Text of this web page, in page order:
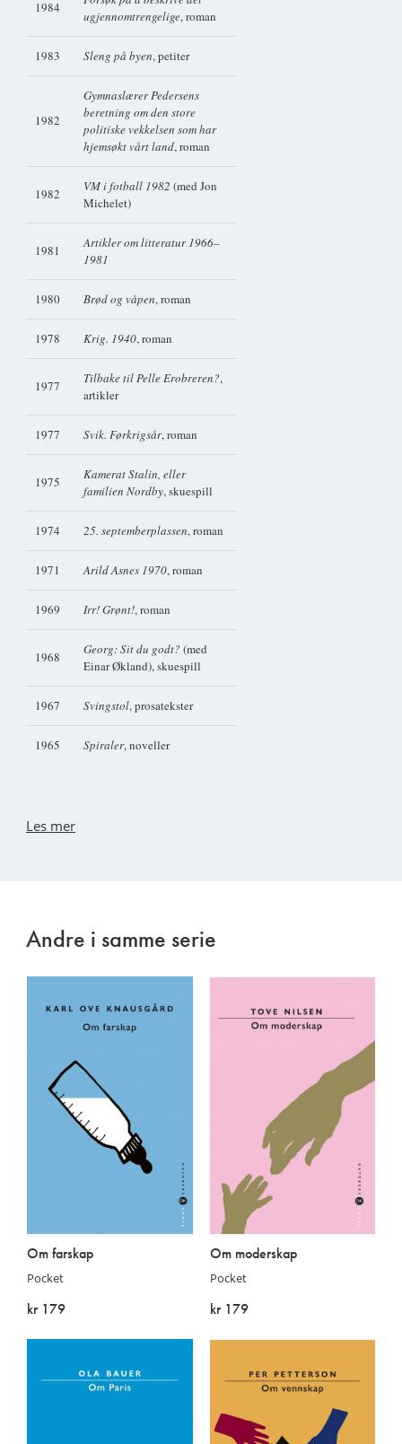
1984
ugjennomtrengelige, roman
1983 Sleng på byen, petiter
1982
Gymnaslærer Pedersens
beretning om den store
politiske vekkelsen som har
hjemsøkt vårt land, roman
1982 VM i fotball 1982 (med Jon
Michelet)
1981
Artikler om litteratur 1966–
1981
1980 Brød og våpen, roman
1978 Krig. 1940, roman
1977 Tilbake til Pelle Erobreren?,
artikler
1977 Svik. Førkrigsår, roman
1975
Kamerat Stalin, eller
familien Nordby, skuespill
1974 25. septemberplassen, roman
1971 Arild Asnes 1970, roman
1969 Irr! Grønt!, roman
1968 Georg: Sit du godt? (med
Einar Økland), skuespill
1967 Svingstol, prosatekster
1965 Spiraler, noveller
Les mer
Andre i samme serie
Om farskap
Pocket
kr 179
Om moderskap
Pocket
kr 179